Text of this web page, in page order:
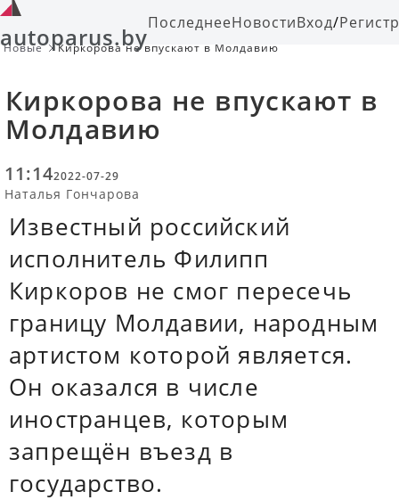
autoparus.byПоследнееНовостиВход/
Новые Киркорова не впускают в Молдавию
Киркорова не впускают в
Молдавию
11:142022-07-29
Наталья Гончарова
Известный российский
исполнитель Филипп
Киркоров не смог пересечь
границу Молдавии, народным
артистом которой является.
Он оказался в числе
иностранцев, которым
запрещён въезд в
государство.